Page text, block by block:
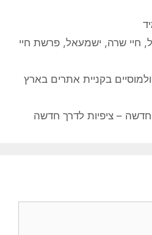
, חיי שרה, ישמעאל,פרשת חיי
בקניית אתרים בארץ
– ציפיות לדרך חדשה